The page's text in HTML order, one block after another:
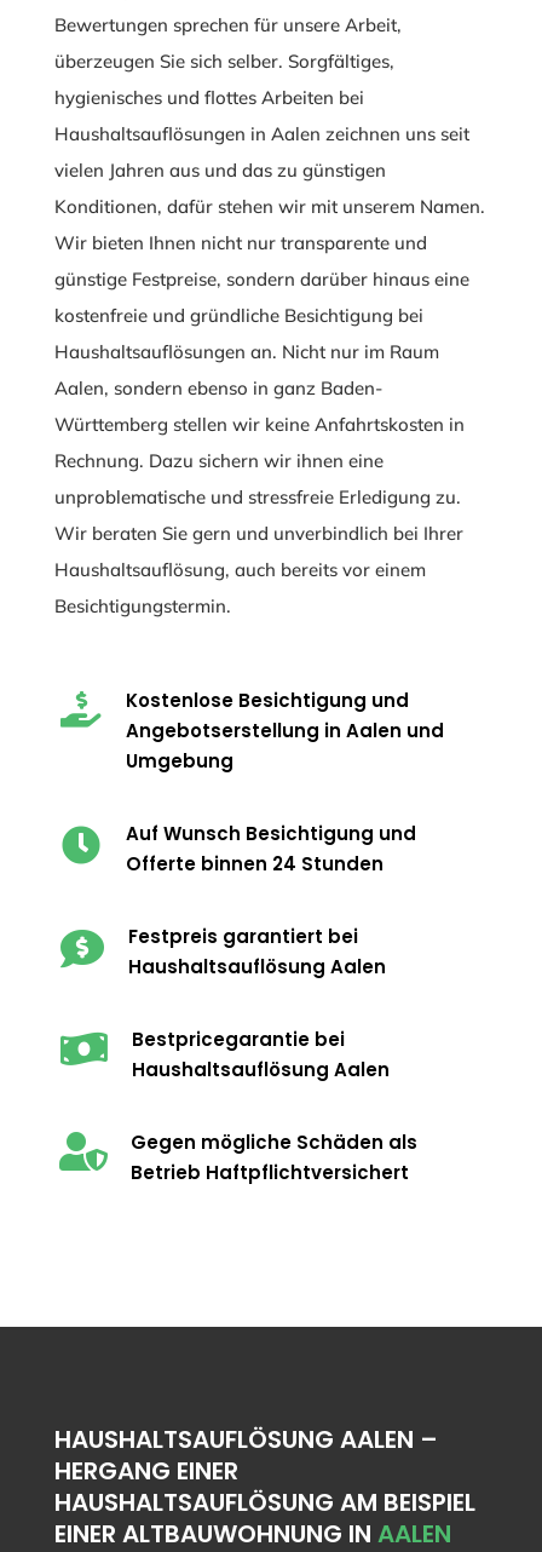
Bewertungen sprechen für unsere Arbeit,
überzeugen Sie sich selber. Sorgfältiges,
hygienisches und flottes Arbeiten bei
Haushaltsauflösungen in Aalen zeichnen uns seit
vielen Jahren aus und das zu günstigen
Konditionen, dafür stehen wir mit unserem Namen.
Wir bieten Ihnen nicht nur transparente und
günstige Festpreise, sondern darüber hinaus eine
kostenfreie und gründliche Besichtigung bei
Haushaltsauflösungen an. Nicht nur im Raum
Aalen, sondern ebenso in ganz Baden-
Württemberg stellen wir keine Anfahrtskosten in
Rechnung. Dazu sichern wir ihnen eine
unproblematische und stressfreie Erledigung zu.
Wir beraten Sie gern und unverbindlich bei Ihrer
Haushaltsauflösung, auch bereits vor einem
Besichtigungstermin.

Kostenlose Besichtigung und
Angebotserstellung in Aalen und
Umgebung

Auf Wunsch Besichtigung und
Offerte binnen 24 Stunden

Festpreis garantiert bei
Haushaltsauflösung Aalen

Bestpricegarantie bei
Haushaltsauflösung Aalen

Gegen mögliche Schäden als
Betrieb Haftpflichtversichert
HAUSHALTSAUFLÖSUNG AALEN –
HERGANG EINER
HAUSHALTSAUFLÖSUNG AM BEISPIEL
EINER ALTBAUWOHNUNG IN AALEN